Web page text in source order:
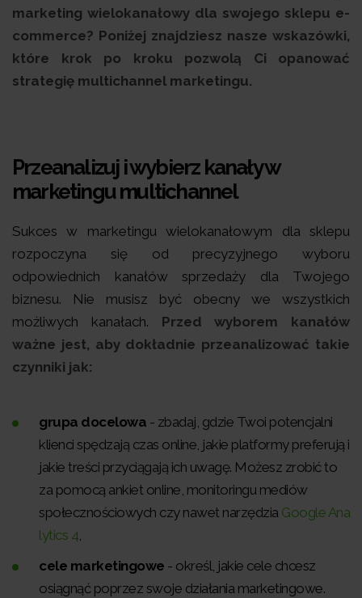
marketing wielokanałowy dla swojego sklepu e-
commerce? Poniżej znajdziesz nasze wskazówki,
które krok po kroku pozwolą Ci opanować
strategię multichannel marketingu.
Przeanalizuj i wybierz kanały w
marketingu multichannel
Sukces w marketingu wielokanałowym dla sklepu
rozpoczyna się od precyzyjnego wyboru
odpowiednich kanałów sprzedaży dla Twojego
biznesu. Nie musisz być obecny we wszystkich
możliwych kanałach. Przed wyborem kanałów
ważne jest, aby dokładnie przeanalizować takie
czynniki jak:
grupa docelowa - zbadaj, gdzie Twoi potencjalni
klienci spędzają czas online, jakie platformy preferują i
jakie treści przyciągają ich uwagę. Możesz zrobić to
za pomocą ankiet online, monitoringu mediów
społecznościowych czy nawet narzędzia Google Ana
lytics 4,
cele marketingowe - określ, jakie cele chcesz
osiągnąć poprzez swoje działania marketingowe.